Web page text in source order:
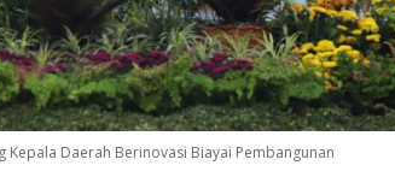
Daerah Berinovasi Biayai Pembangunan